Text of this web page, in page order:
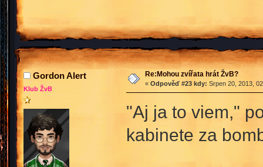
Gordon Alert
Klub ŽvB
Re:Mohou zvířata hrát ŽvB?
« Odpověď #23 kdy: Srpen 20, 2013,
"Aj ja to viem,"
kabinete za